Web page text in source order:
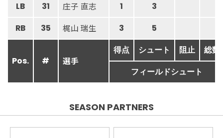
LB 31 庄子 直志 1 3
RB 35 梶山 瑞生 3 5
Pos. # 選手
得点 シュート 阻止 総数
フィールドシュート
SEASON PARTNERS